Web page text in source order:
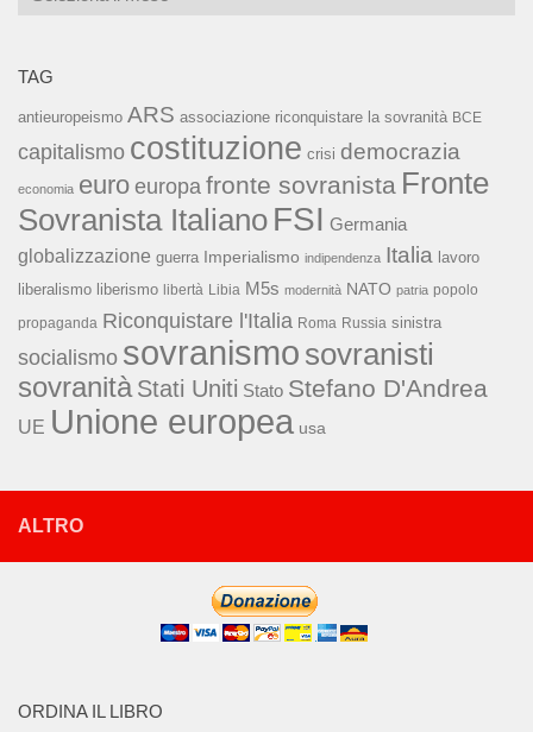
TAG
antieuropeismo ARS associazione riconquistare la sovranità BCE
capitalismo costituzione crisi democrazia
economia euro europa fronte sovranista Fronte
Sovranista Italiano FSI Germania
globalizzazione guerra Imperialismo indipendenza Italia lavoro
liberalismo liberismo libertà Libia M5s modernità NATO patria popolo
propaganda Riconquistare l'Italia Roma Russia sinistra
socialismo sovranismo sovranisti
sovranità Stati Uniti Stato Stefano D'Andrea
UE Unione europea usa
ALTRO
ORDINA IL LIBRO